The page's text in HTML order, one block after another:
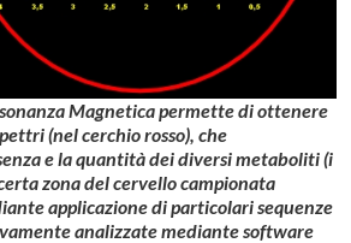
Magnetica permette di ottenere
(nel cerchio rosso), che
e la quantità dei diversi metaboliti (i
zona del cervello campionata
applicazione di particolari sequenze
analizzate mediante software